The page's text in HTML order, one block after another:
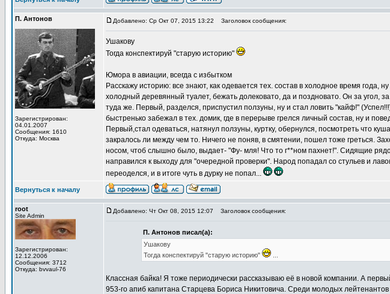
П. Антонов
Зарегистрирован:
04.01.2007
Сообщения: 1610
Откуда: Москва
Добавлено: Ср Окт 07, 2015 13:22 Заголовок сообщения:
Ушакову
Тогда конспектируй "старую историю"
Юмора в авиации, всегда с избытком
Расскажу историю: все знают, как одевается тех. состав в холодное время года,
холодный деревянный туалет, бежать долековато, да и поздновато. Он за угол,
туда же. Первый, разделся, приспустил ползуны, ну и стал ловить "кайф!"
быстренько забежал в тех. домик, где в перерыве грелся личный состав, ну и
Первый,стал одеваться, натянул ползуны, куртку, обернулся, посмотреть что
закралось ли между чем то. Ничего не поняв, в смятении, пошел тоже греться.
носом, чтоб слышно было, выдает- "Фу- мля! Что то г**ном пахнет!". Сидящие
направился к выходу для "очередной проверки". Народ попадал со стульев и
переоделся, и в итоге чуть в дурку не попал...
Вернуться к началу
root
Site Admin
Зарегистрирован:
12.12.2006
Сообщения: 3712
Откуда: bvvaul-76
Добавлено: Чт Окт 08, 2015 12:07 Заголовок сообщения:
П. Антонов писал(а):
Ушакову
Тогда конспектируй "старую историю"
...
Классная байка! Я тоже периодически рассказываю её в новой компании. А
953-го апиб капитана Старцева Бориса Никитовича. Среди молодых